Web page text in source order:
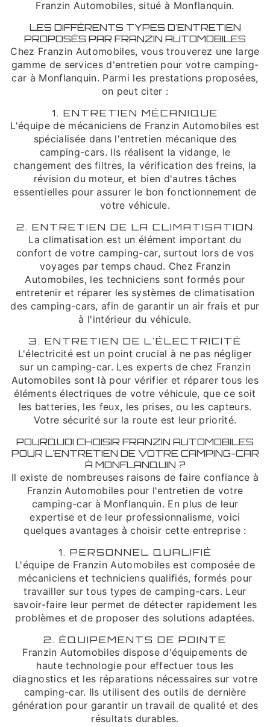
Franzin Automobiles, situé à Monflanquin.
LES DIFFÉRENTS TYPES D'ENTRETIEN
PROPOSÉS PAR FRANZIN AUTOMOBILES
Chez Franzin Automobiles, vous trouverez une large
gamme de services d'entretien pour votre camping-
car à Monflanquin. Parmi les prestations proposées,
on peut citer :
1. ENTRETIEN MÉCANIQUE
L'équipe de mécaniciens de Franzin Automobiles est
spécialisée dans l'entretien mécanique des
camping-cars. Ils réalisent la vidange, le
changement des filtres, la vérification des freins, la
révision du moteur, et bien d'autres tâches
essentielles pour assurer le bon fonctionnement de
votre véhicule.
2. ENTRETIEN DE LA CLIMATISATION
La climatisation est un élément important du
confort de votre camping-car, surtout lors de vos
voyages par temps chaud. Chez Franzin
Automobiles, les techniciens sont formés pour
entretenir et réparer les systèmes de climatisation
des camping-cars, afin de garantir un air frais et pur
à l'intérieur du véhicule.
3. ENTRETIEN DE L'ÉLECTRICITÉ
L'électricité est un point crucial à ne pas négliger
sur un camping-car. Les experts de chez Franzin
Automobiles sont là pour vérifier et réparer tous les
éléments électriques de votre véhicule, que ce soit
les batteries, les feux, les prises, ou les capteurs.
Votre sécurité sur la route est leur priorité.
POURQUOI CHOISIR FRANZIN AUTOMOBILES
POUR L'ENTRETIEN DE VOTRE CAMPING-CAR
À MONFLANQUIN ?
Il existe de nombreuses raisons de faire confiance à
Franzin Automobiles pour l'entretien de votre
camping-car à Monflanquin. En plus de leur
expertise et de leur professionnalisme, voici
quelques avantages à choisir cette entreprise :
1. PERSONNEL QUALIFIÉ
L'équipe de Franzin Automobiles est composée de
mécaniciens et techniciens qualifiés, formés pour
travailler sur tous types de camping-cars. Leur
savoir-faire leur permet de détecter rapidement les
problèmes et de proposer des solutions adaptées.
2. ÉQUIPEMENTS DE POINTE
Franzin Automobiles dispose d'équipements de
haute technologie pour effectuer tous les
diagnostics et les réparations nécessaires sur votre
camping-car. Ils utilisent des outils de dernière
génération pour garantir un travail de qualité et des
résultats durables.